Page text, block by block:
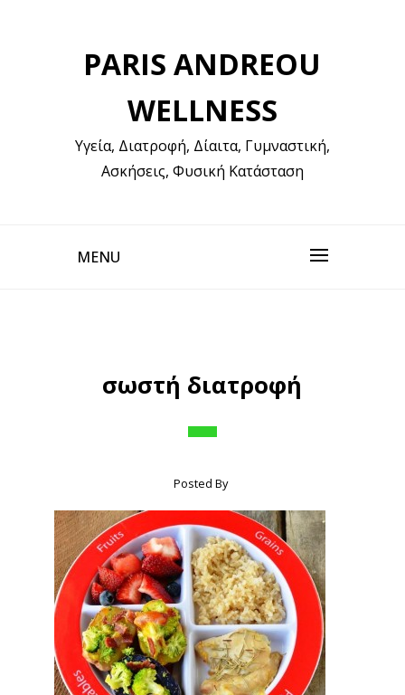
PARIS ANDREOU
WELLNESS
Υγεία, Διατροφή, Δίαιτα, Γυμναστική,
Ασκήσεις, Φυσική Κατάσταση
MENU
σωστή διατροφή
Posted By